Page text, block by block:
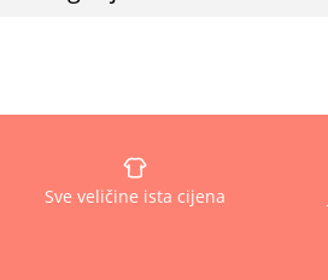
Sve veličine ista cijena